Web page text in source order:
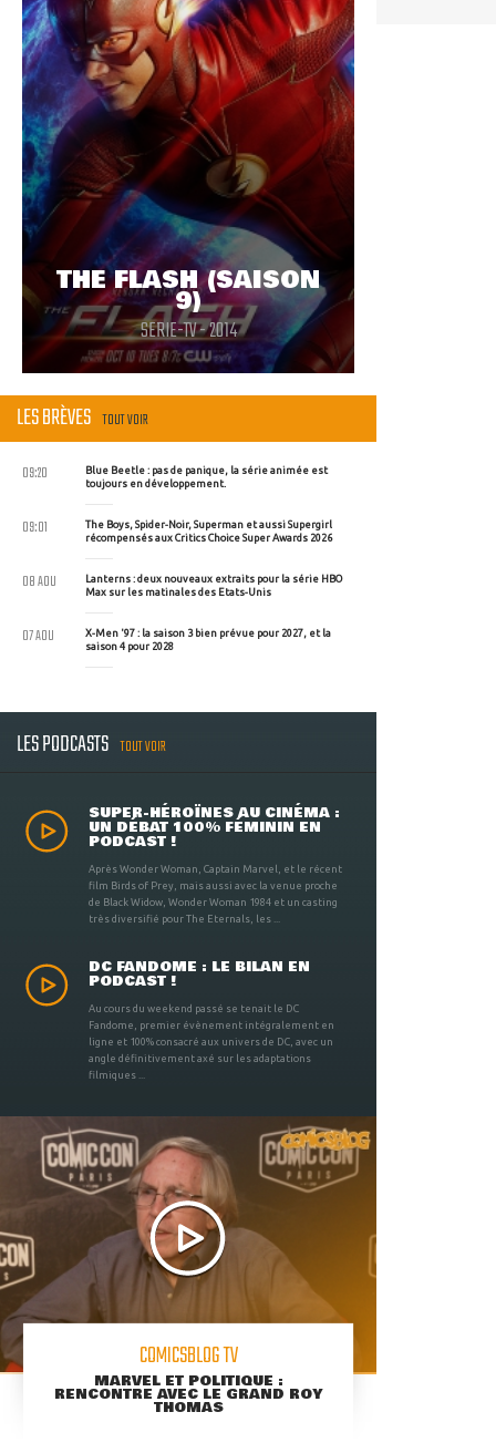
THE FLASH (SAISON
9)
SERIE-TV - 2014
LES BRÈVES TOUT VOIR
Blue Beetle : pas de panique, la série animée est
toujours en développement.
09:20
The Boys, Spider-Noir, Superman et aussi Supergirl
récompensés aux Critics Choice Super Awards 2026
09:01
Lanterns : deux nouveaux extraits pour la série HBO
Max sur les matinales des Etats-Unis
08 AOU
X-Men '97 : la saison 3 bien prévue pour 2027, et la
saison 4 pour 2028
07 AOU
LES PODCASTS TOUT VOIR
SUPER-HÉROÏNES AU CINÉMA :
UN DÉBAT 100% FÉMININ EN
PODCAST !
Après Wonder Woman, Captain Marvel, et le récent
film Birds of Prey, mais aussi avec la venue proche
de Black Widow, Wonder Woman 1984 et un casting
très diversifié pour The Eternals, les ...
DC FANDOME : LE BILAN EN
PODCAST !
Au cours du weekend passé se tenait le DC
Fandome, premier évènement intégralement en
ligne et 100% consacré aux univers de DC, avec un
angle définitivement axé sur les adaptations
filmiques ...
COMICSBLOG TV
MARVEL ET POLITIQUE :
RENCONTRE AVEC LE GRAND ROY
THOMAS